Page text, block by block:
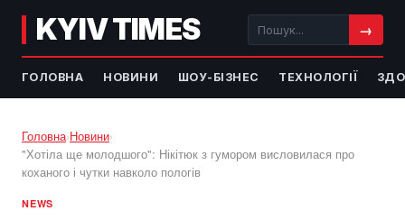
KYIV TIMES →
ГОЛОВНА НОВИНИ ШОУ-БІЗНЕС ТЕХНОЛОГІЇ
Головна›Новини›
"Хотіла ще молодшого": Нікітюк з гумором висловилася про
коханого і чутки навколо пологів
NEWS